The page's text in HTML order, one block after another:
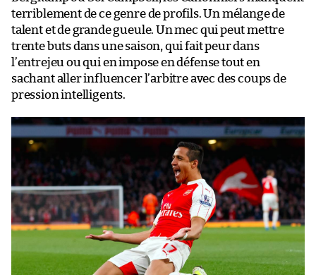
terriblement de ce genre de profils. Un mélange de
talent et de grande gueule. Un mec qui peut mettre
trente buts dans une saison, qui fait peur dans
l’entrejeu ou qui en impose en défense tout en
sachant aller influencer l’arbitre avec des coups de
pression intelligents.